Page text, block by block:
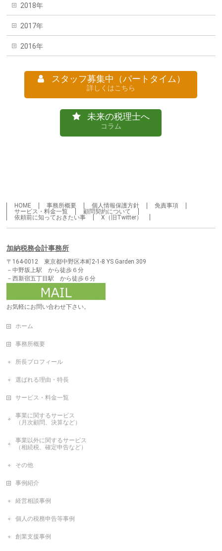
2018年
2017年
2016年
スタッフ募集中（パートタイム）
詳しくはこちら
未来の税理士へ
コラム
HOME 事務所概要 個人情報保護方針
免責事項
サービス・料金一覧
顧問契約について
依頼前に知っておきたい事
X（旧Twitter）
加納税務会計事務所
〒164-0012 東京都中野区本町2-1-8 YS Garden 309
－中野坂上駅 から徒歩６分
－西新宿五丁目駅 から徒歩６分
お気軽にお問い合わせ下さい。
ホーム
事務所概要
所長プロフィール
選ばれる理由・特長
サービス・料金一覧
事業に関するサービス
（月次顧問、決算など）
事業以外に関するサービス
（相続税、確定申告など）
その他
事例紹介
経営相談事例
個人の税務申告等事例
創業支援事例